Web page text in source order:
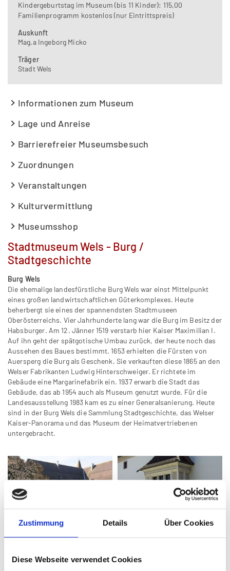
Zustimmung Details Über Cookies
Diese Webseite verwendet Cookies
Kindergeburtstag im Museum (bis 11 Kinder): 115,00
Familienprogramm kostenlos (nur Eintrittspreis)
Auskunft
Mag.a Ingeborg Micko
Träger
Stadt Wels
Informationen zum Museum
Lage und Anreise
Barrierefreier Museumsbesuch
Zuordnungen
Veranstaltungen
Kulturvermittlung
Museumsshop
Stadtmuseum Wels - Burg /
Stadtgeschichte
Burg Wels
Die ehemalige landesfürstliche Burg Wels war einst Mittelpunkt
eines großen landwirtschaftlichen Güterkomplexes. Heute
beherbergt sie eines der spannendsten Stadtmuseen
Oberösterreichs. Vier Jahrhunderte lang war die Burg im Besitz der
Habsburger. Am 12. Jänner 1519 verstarb hier Kaiser Maximilian I.
Auf ihn geht der spätgotische Umbau zurück, der heute noch das
Aussehen des Baues bestimmt. 1653 erhielten die Fürsten von
Auersperg die Burg als Geschenk. Sie verkauften diese 1865 an den
Welser Fabrikanten Ludwig Hinterschweiger. Er richtete im
Gebäude eine Margarinefabrik ein. 1937 erwarb die Stadt das
Gebäude, das ab 1954 auch als Museum genutzt wurde. Für die
Landesausstellung 1983 kam es zu einer Generalsanierung. Heute
sind in der Burg Wels die Sammlung Stadtgeschichte, das Welser
Kaiser-Panorama und das Museum der Heimatvertriebenen
untergebracht.
Stadtgeschichte